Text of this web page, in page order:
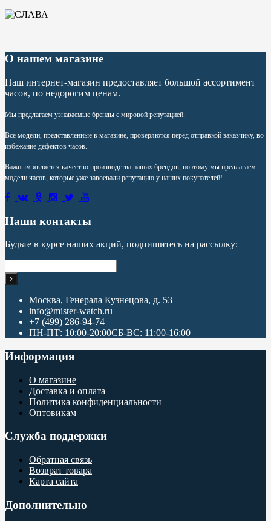
О нашем магазине
Наш интернет-магазин предоставляет большой ассортимент
часов, по недорогим ценам.
Мы предлагаем узнаваемые бренды с мировой репутацией.
Все модели, представленные в магазине, проверяются перед отправкой заказчику, во
избежание дефектов часов.
Важным является качество производства наших брендов, поэтому мы предлагаем
модели часов, которые уже завоевали репутацию у наших покупателей!
Наши контакты
Будьте в курсе наших акций, подпишитесь на рассылку:
Москва, Генерала Кузнецова, д. 53
info@mister-watch.ru
+7 (499) 286-94-74
ПН-ПТ: 10:00-20:00СБ-ВС: 11:00-16:00
Информация
О магазине
Доставка и оплата
Политика конфиденциальности
Оптовикам
Служба поддержки
Обратная связь
Возврат товара
Карта сайта
Дополнительно